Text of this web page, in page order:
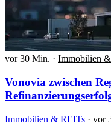
vor 30 Min. · Immobilien
Vonovia zwischen
Immobilien & REITs · vor